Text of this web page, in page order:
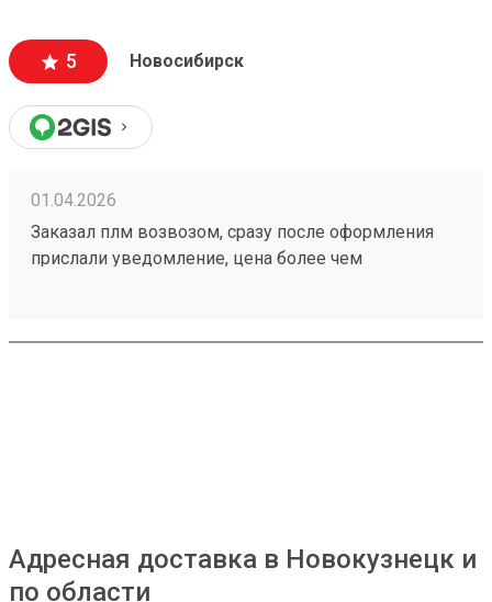
5 Новосибирск
01.04.2026
Заказал плм возвозом, сразу после оформления
прислали уведомление, цена более чем
Адресная доставка в Новокузнецк и
по области